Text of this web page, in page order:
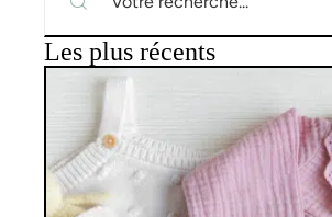
Les plus récents